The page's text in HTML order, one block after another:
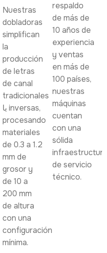
Nuestras
dobladoras
simplifican
la
producción
de letras
de canal
tradicionales
یا inversas,
procesando
materiales
de 0.3 a 1.2
mm de
grosor y
de 10 a
200 mm
de altura
con una
configuración
mínima.
respaldo
de más de
10 años de
experiencia
y ventas
en más de
100 países,
nuestras
máquinas
cuentan
con una
sólida
infraestructura
de servicio
técnico.